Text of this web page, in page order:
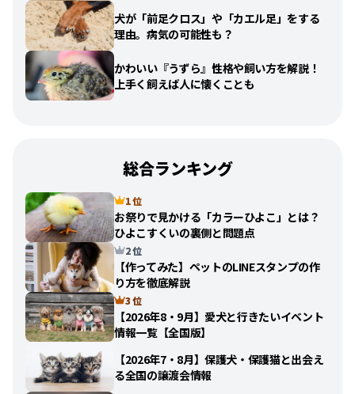
犬が「前足クロス」や「カエル足」をする
理由。病気の可能性も？
かわいい『うずら』性格や飼い方を解説！
上手く飼えば人に懐くことも
総合ランキング
1 位
お祭りで見かける「カラーひよこ」とは？
ひよこすくいの裏側と問題点
2 位
【作ってみた】ペットのLINEスタンプの作
り方を徹底解説
3 位
【2026年8・9月】愛犬と行きたいイベント
情報一覧【全国版】
【2026年7・8月】保護犬・保護猫と出会え
る全国の譲渡会情報